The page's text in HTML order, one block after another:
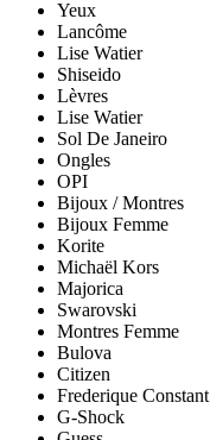
Yeux
Lancôme
Lise Watier
Shiseido
Lèvres
Lise Watier
Sol De Janeiro
Ongles
OPI
Bijoux / Montres
Bijoux Femme
Korite
Michaël Kors
Majorica
Swarovski
Montres Femme
Bulova
Citizen
Frederique Constant
G-Shock